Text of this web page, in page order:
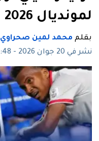
لمونديال 2026
بقلم محمد لمين صحراوي
نشر في 20 جوان 2026 - 10:48